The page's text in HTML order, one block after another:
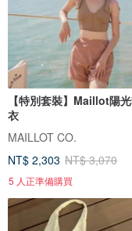
【特別套裝】Maillot陽
衣
MAILLOT CO.
NT$ 2,303 NT$ 3,070
5 人正準備購買